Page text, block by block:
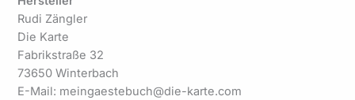
Rudi Zängler
Die Karte
Fabrikstraße 32
73650 Winterbach
E-Mail: meingaestebuch@die-karte.com